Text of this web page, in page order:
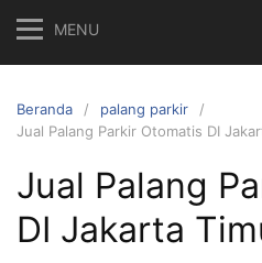
MENU
Beranda
palang parkir
Jual Palang Parkir Otomatis DI
Jual Palang
DI Jakarta